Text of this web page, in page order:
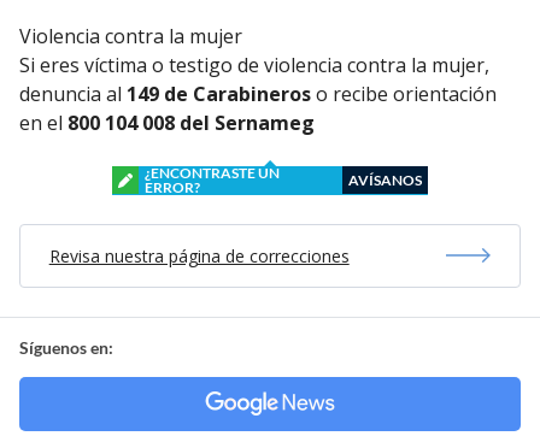
Violencia contra la mujer
Si eres víctima o testigo de violencia contra la mujer,
denuncia al 149 de Carabineroso recibe orientación
en el 800 104 008 del Sernameg
¿ENCONTRASTE UN
ERROR?
AVÍSANOS
Revisa nuestra página de correcciones
Síguenos en: